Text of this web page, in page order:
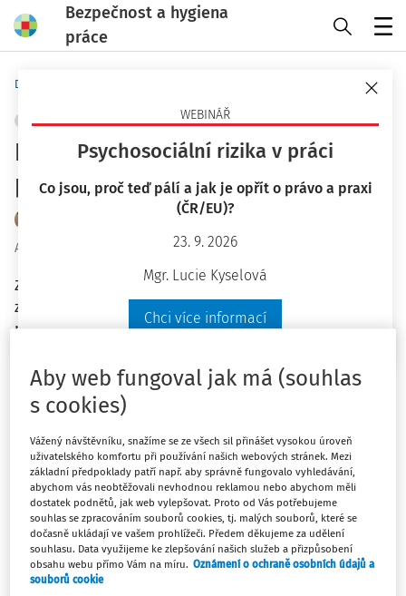
Bezpečnost a hygiena
práce
WEBINÁŘ
Psychosociální rizika v práci
Co jsou, proč teď pálí a jak je opřít o právo a praxi
(ČR/EU)?
23. 9. 2026
Mgr. Lucie Kyselová
Chci více informací
Domů
ERGONOMIE A PRACOVNÍ PROSTŘEDÍ + PŘIDAT VLASTNÍ
Na pracovišti probíhají stavební
práce
Aktuální k
Zaměstnanci si stěžují na nadměrnou hlučnost a prašnost
způsobenou rekonstrukcí sociálního zařízení. Práce pro
nás provádí jiná firma.
Tento dokument je jen pro
předplatitele
Aby web fungoval jak má (souhlas
s cookies)
Vážený návštěvníku, snažíme se ze všech sil přinášet vysokou úroveň
uživatelského komfortu při používání našich webových stránek. Mezi
základní předpoklady patří např. aby správně fungovalo vyhledávání,
abychom vás neobtěžovali nevhodnou reklamou nebo abychom měli
dostatek podnětů, jak web vylepšovat. Proto od Vás potřebujeme
souhlas se zpracováním souborů cookies, tj. malých souborů, které se
dočasně ukládají ve vašem prohlížeči. Předem děkujeme za udělení
souhlasu. Data využijeme ke zlepšování našich služeb a přizpůsobení
obsahu webu přímo Vám na míru. Oznámení o ochraně osobních údajů a
souborů cookie